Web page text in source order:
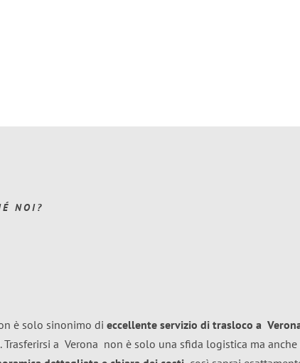
NOI?
è solo sinonimo di eccellente servizio di trasloco a
a Verona non è solo una sfida logistica ma anche